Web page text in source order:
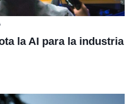
la AI para la industria